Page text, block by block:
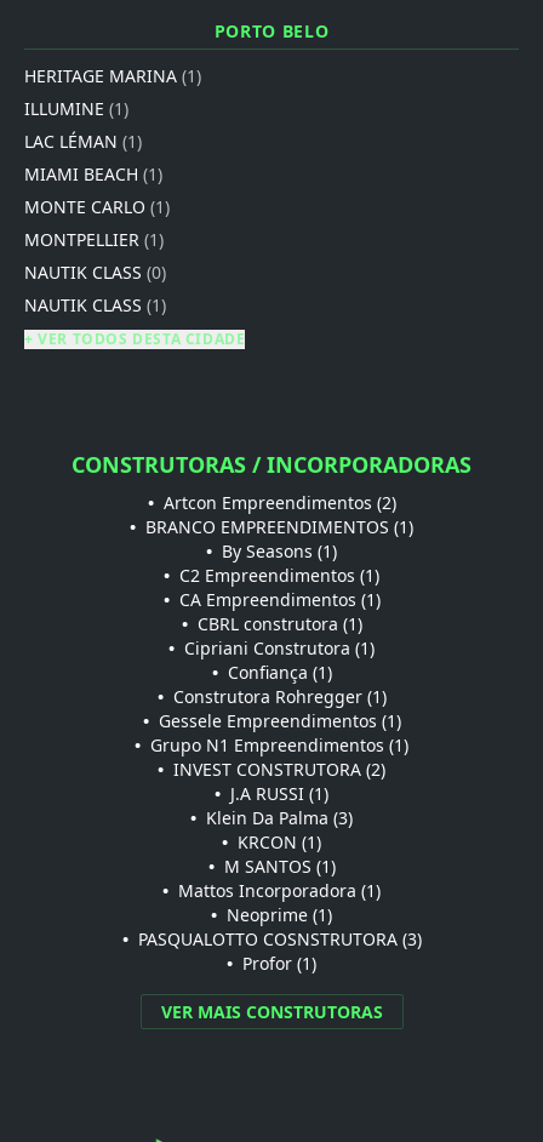
PORTO BELO
HERITAGE MARINA (1)
ILLUMINE (1)
LAC LÉMAN (1)
MIAMI BEACH (1)
MONTE CARLO (1)
MONTPELLIER (1)
NAUTIK CLASS (0)
NAUTIK CLASS (1)
+ VER TODOS DESTA CIDADE
CONSTRUTORAS / INCORPORADORAS
• Artcon Empreendimentos (2)
• BRANCO EMPREENDIMENTOS (1)
• By Seasons (1)
• C2 Empreendimentos (1)
• CA Empreendimentos (1)
• CBRL construtora (1)
• Cipriani Construtora (1)
• Confiança (1)
• Construtora Rohregger (1)
• Gessele Empreendimentos (1)
• Grupo N1 Empreendimentos (1)
• INVEST CONSTRUTORA (2)
• J.A RUSSI (1)
• Klein Da Palma (3)
• KRCON (1)
• M SANTOS (1)
• Mattos Incorporadora (1)
• Neoprime (1)
• PASQUALOTTO COSNSTRUTORA (3)
• Profor (1)
VER MAIS CONSTRUTORAS